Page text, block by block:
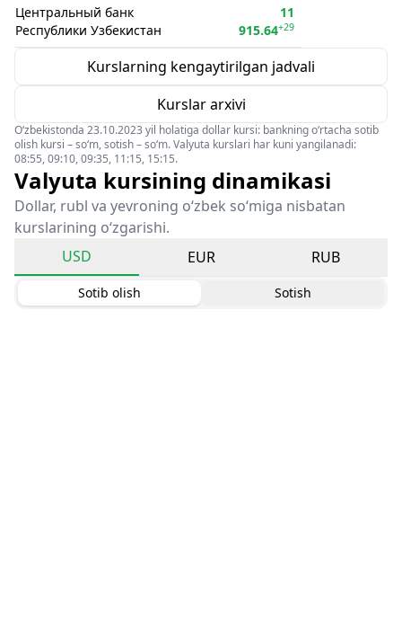
Центральный банк
Республики Узбекистан
11
915.64+29
Kurslarning kengaytirilgan jadvali
Kurslar arxivi
O‘zbekistonda 23.10.2023 yil holatiga dollar kursi: bankning o‘rtacha sotib
olish kursi – so‘m, sotish – so‘m. Valyuta kurslari har kuni yangilanadi:
08:55, 09:10, 09:35, 11:15, 15:15.
Valyuta kursining dinamikasi
Dollar, rubl va yevroning o‘zbek so‘miga nisbatan
kurslarining o‘zgarishi.
USD
EUR RUB
Sotib olish Sotish